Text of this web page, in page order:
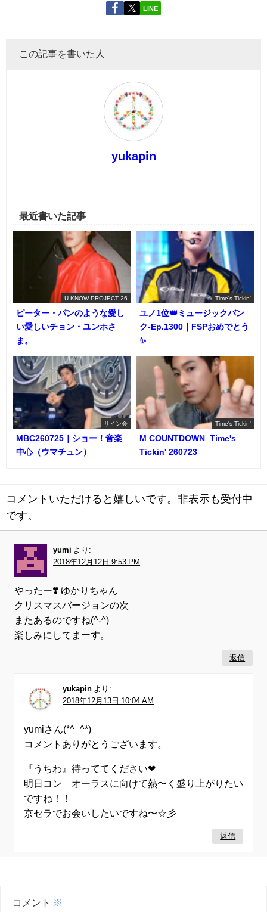
LINE
この記事を書いた人
yukapin
最近書いた記事
U-KNOW PROJECT 26
ピーター・パンのような愛し
い愛しいチョン・ユンホさ
ま。
Time's Tickin'
ユノ1位👑ミュージックバン
ク-Ep.1300｜FSPおめでとう
✨️
サイン会
MBC260725｜ショー！音楽
中心（ウマチュン）
Time's Tickin'
M COUNTDOWN_Time's
Tickin' 260723
コメントいただけると嬉しいです。非表示も受付中
です。
yumi より:
2018年12月12日 9:53 PM
やったー❣️ ゆかりちゃん
クリスマスバージョンの次
またあるのですね(^-^)
楽しみにしてまーす。
返信
yukapin より:
2018年12月13日 10:04 AM
yumiさん(*^_^*)
コメントありがとうございます。
『うちわ』待っててください❤
明日コン オーラスに向けて熱〜く盛り上がりたい
ですね！！
京セラでお会いしたいですね〜☆彡
返信
コメント ※